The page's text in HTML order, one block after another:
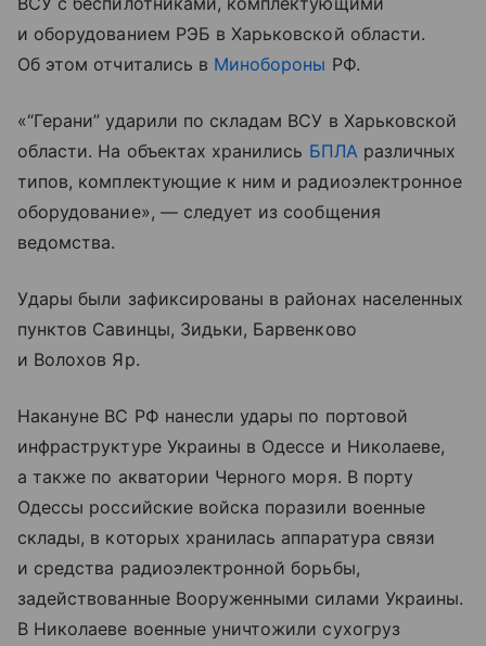
и оборудованием РЭБ в Харьковской области.
Об этом отчитались в Минобороны РФ.
«“Герани” ударили по складам ВСУ в Харьковской
области. На объектах хранились БПЛА различных
типов, комплектующие к ним и радиоэлектронное
оборудование», — следует из сообщения
ведомства.
Удары были зафиксированы в районах населенных
пунктов Савинцы, Зидьки, Барвенково
и Волохов Яр.
Накануне ВС РФ нанесли удары по портовой
инфраструктуре Украины в Одессе и Николаеве,
а также по акватории Черного моря. В порту
Одессы российские войска поразили военные
склады, в которых хранилась аппаратура связи
и средства радиоэлектронной борьбы,
задействованные Вооруженными силами Украины.
В Николаеве военные уничтожили сухогруз